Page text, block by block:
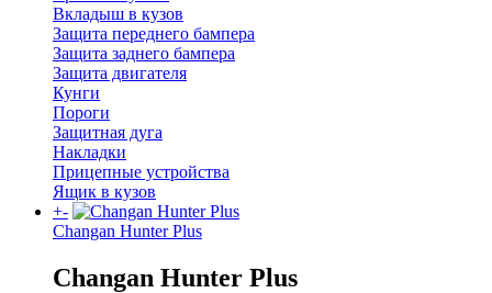
Вкладыш в кузов
Защита переднего бампера
Защита заднего бампера
Защита двигателя
Кунги
Пороги
Защитная дуга
Накладки
Прицепные устройства
Ящик в кузов
+-
Changan Hunter Plus
Changan Hunter Plus